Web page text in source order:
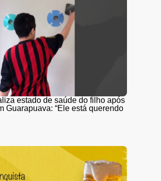
estado de saúde do filho após
Guarapuava: “Ele está querendo